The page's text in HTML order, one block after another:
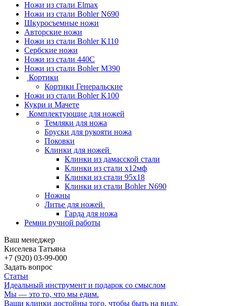
Ножи из стали Elmax
Ножи из стали Bohler N690
Шкуросъемные ножи
Авторские ножи
Ножи из стали Bohler K110
Сербские ножи
Ножи из стали 440С
Ножи из стали Bohler M390
Кортики
Кортики Генеральские
Ножи из стали Bohler K100
Кукри и Мачете
Комплектующие для ножей
Темляки для ножа
Бруски для рукояти ножа
Поковки
Клинки для ножей
Клинки из дамасской стали
Клинки из стали х12мф
Клинки из стали 95х18
Клинки из стали Bohler N690
Ножны
Литье для ножей
Гарда для ножа
Ремни ручной работы
Ваш менеджер
Киселева Татьяна
+7 (920) 03-99-000
Задать вопрос
Статьи
Идеальный инструмент и подарок со смыслом
Мы — это то, что мы едим.
Ваши клинки достойны того, чтобы быть на виду.